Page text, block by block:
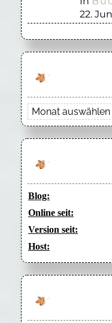
22.
Archiv
Blog:
Online seit:
Version seit:
Host: